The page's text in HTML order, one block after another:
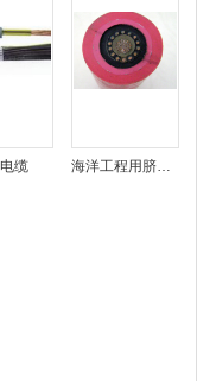
缆 海洋工程用脐带电缆